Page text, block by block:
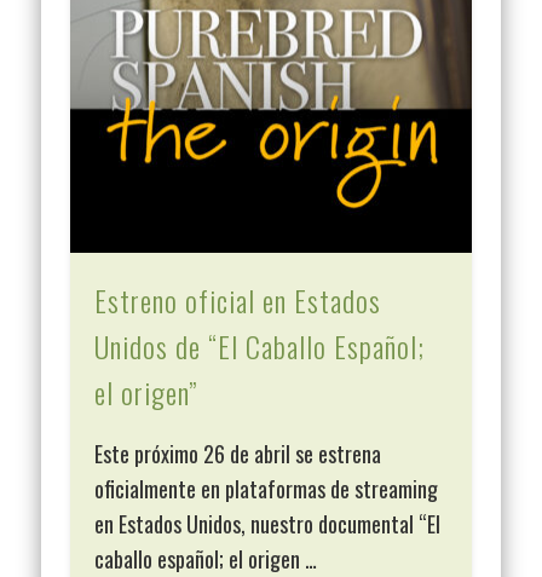
Estreno oficial en Estados
Unidos de “El Caballo Español;
el origen”
Este próximo 26 de abril se estrena
oficialmente en plataformas de streaming
en Estados Unidos, nuestro documental “El
caballo español; el origen …